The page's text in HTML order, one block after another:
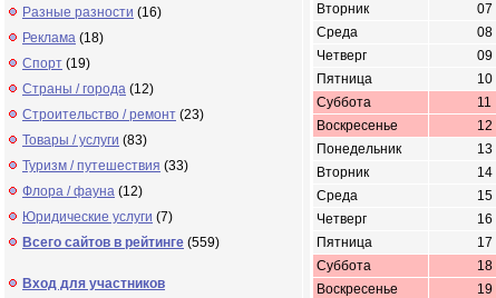
Разные разности (16)
Реклама (18)
Спорт (19)
Страны / города (12)
Строительство / ремонт (23)
Товары / услуги (83)
Туризм / путешествия (33)
Флора / фауна (12)
Юридические услуги (7)
Всего сайтов в рейтинге (559)
Вход для участников
Вторник
07
Среда
08
Четверг
09
Пятница
10
Суббота
11
Воскресенье
12
Понедельник
13
Вторник
14
Среда
15
Четверг
16
Пятница
17
Суббота
18
Воскресенье
19